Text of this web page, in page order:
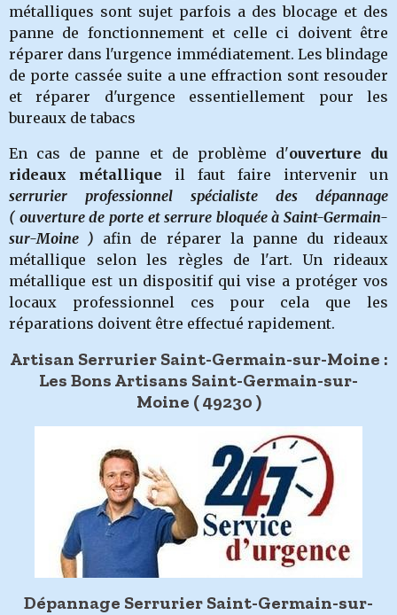
métalliques sont sujet parfois a des blocage et des
panne de fonctionnement et celle ci doivent être
réparer dans l'urgence immédiatement. Les blindage
de porte cassée suite a une effraction sont resouder
et réparer d'urgence essentiellement pour les
bureaux de tabacs
En cas de panne et de problème d'ouverture du
rideaux métallique il faut faire intervenir un
serrurier professionnel spécialiste des dépannage
( ouverture de porte et serrure bloquée à Saint-Germain-
sur-Moine ) afin de réparer la panne du rideaux
métallique selon les règles de l'art. Un rideaux
métallique est un dispositif qui vise a protéger vos
locaux professionnel ces pour cela que les
réparations doivent être effectué rapidement.
Artisan Serrurier Saint-Germain-sur-Moine :
Les Bons Artisans Saint-Germain-sur-
Moine ( 49230 )
Dépannage Serrurier Saint-Germain-sur-